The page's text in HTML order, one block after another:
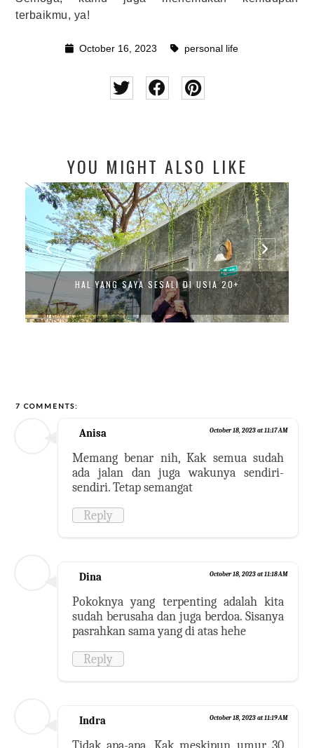
terbaikmu, ya!
October 16, 2023 personal life
YOU MIGHT ALSO LIKE
HAL YANG SAYA SESALI DI USIA 20+
7 COMMENTS:
Anisa October 18, 2023 at 11:17 AM
Memang benar nih, Kak semua sudah
ada jalan dan juga wakunya sendiri-
sendiri. Tetap semangat
Reply
Dina October 18, 2023 at 11:18 AM
Pokoknya yang terpenting adalah kita
sudah berusaha dan juga berdoa. Sisanya
pasrahkan sama yang di atas hehe
Reply
Indra October 18, 2023 at 11:19 AM
Tidak apa-apa, Kak meskipun umur 30